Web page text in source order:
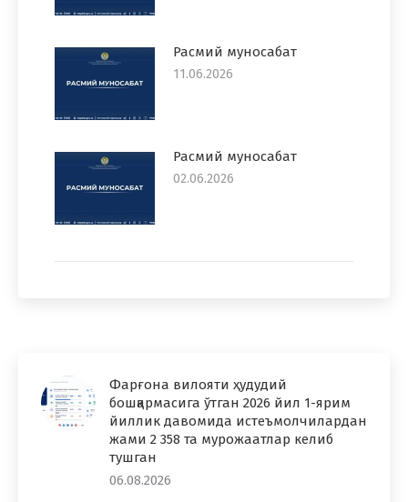
Расмий муносабат
11.06.2026
Расмий муносабат
02.06.2026
Фарғона вилояти ҳудудий
бошқармасига ўтган 2026 йил 1-ярим
йиллик давомида истеъмолчилардан
жами 2 358 та мурожаатлар келиб
тушган
06.08.2026